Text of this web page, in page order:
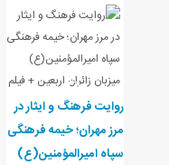
روایت فرهنگ و ایثار در
مرز مهران؛ خیمه فرهنگی
سپاه امیرالمؤمنین(ع)